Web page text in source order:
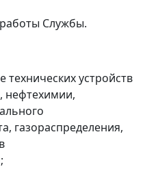
Службы.
устройств
нефтехимии,
газораспределения,